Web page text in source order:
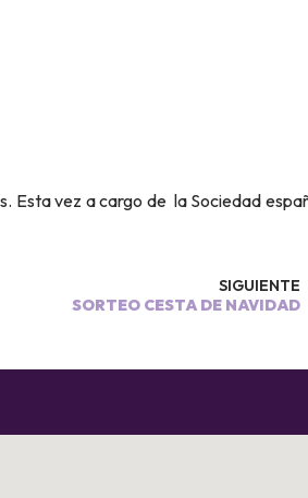
Esta vez a cargo de la Sociedad
SIGUIENTE
SORTEO CESTA DE NAVIDAD